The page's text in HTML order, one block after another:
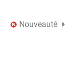
Nouveauté